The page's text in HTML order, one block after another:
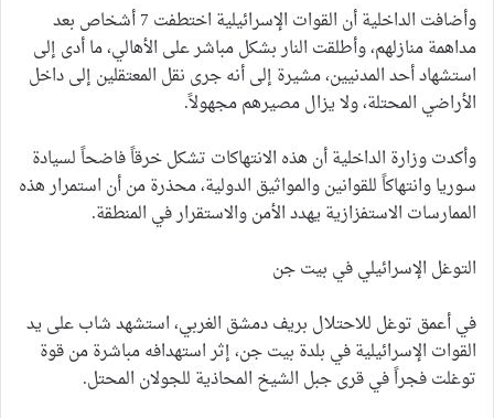
وأضافت الداخلية أن القوات الإسرائيلية اختطفت 7 أشخاص بعد
مداهمة منازلهم، وأطلقت النار بشكل مباشر على الأهالي، ما أدى إلى
استشهاد أحد المدنيين، مشيرة إلى أنه جرى نقل المعتقلين إلى داخل
الأراضي المحتلة، ولا يزال مصيرهم مجهولاً.
وأكدت وزارة الداخلية أن هذه الانتهاكات تشكل خرقاً فاضحاً لسيادة
سوريا وانتهاكاً للقوانين والمواثيق الدولية، محذرة من أن استمرار هذه
الممارسات الاستفزازية يهدد الأمن والاستقرار في المنطقة.
التوغل الإسرائيلي في بيت جن
في أعمق توغل للاحتلال بريف دمشق الغربي، استشهد شاب على يد
القوات الإسرائيلية في بلدة بيت جن، إثر استهدافه مباشرة من قوة
توغلت فجراً في قرى جبل الشيخ المحاذية للجولان المحتل.